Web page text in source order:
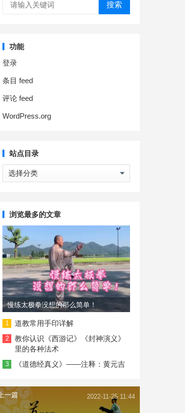
搜索
功能
登录
条目 feed
评论 feed
WordPress.org
站点目录
站
点
浏览最多的文章
慢练太极拳没想的那么简单！
1 道教常用手印详解
2
教你认识《西游记》《封神演义》
里的各种法术
3 《道德经真义》——注释：黄元吉
上一篇 2022-11-25 11:44